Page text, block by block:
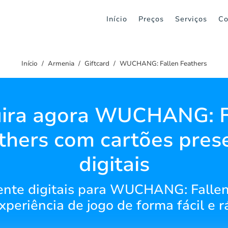
Início Preços Serviços
Início Armenia Giftcard WUCHANG: Fallen Feathers
agora WUCHANG:
com cartões
digitais
digitais para WUCHANG:
de jogo de forma fácil e